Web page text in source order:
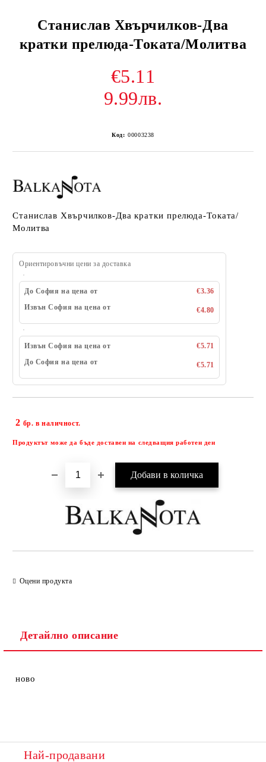
Станислав Хвърчилков-Два
кратки прелюда-Токата/Молитва
€5.11
9.99лв.
Код: 00003238
Станислав Хвърчилков-Два кратки прелюда-Токата/
Молитва
Ориентировъчни цени за доставка
До София на цена от
€3.36
Извън София на цена от
€4.80
Извън София на цена от
€5.71
До София на цена от
€5.71
2 бр. в наличност.
Продуктът може да бъде доставен на следващия работен ден
Оцени продукта
Детайлно описание
ново
Най-продавани